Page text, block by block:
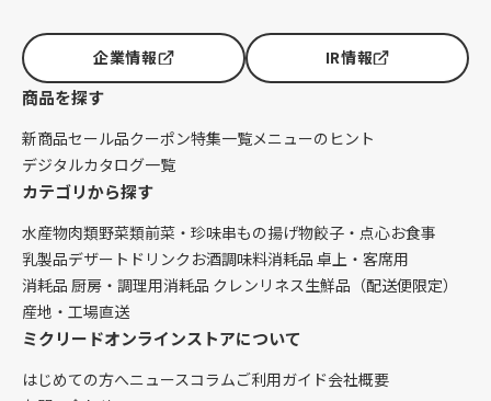
企業情報 IR情報
商品を探す
新商品セール品クーポン特集一覧メニューのヒント
デジタルカタログ一覧
カテゴリから探す
水産物肉類野菜類前菜・珍味串もの揚げ物餃子・点心お食事
乳製品デザート ドリンク お酒調味料消耗品 卓上・客席用
消耗品 厨房・調理用消耗品 クレンリネス生鮮品（配送便限定）
産地・工場直送
ミクリードオンラインストアについて
はじめての方へニュースコラムご利用ガイド会社概要